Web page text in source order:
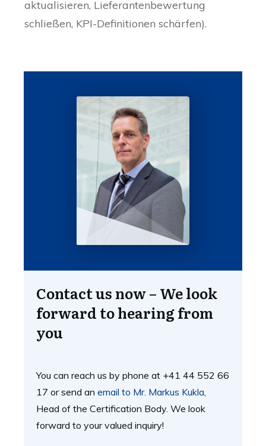
aktualisieren, Lieferantenbewertung
schließen, KPI-Definitionen schärfen).
Contact us now – We look
forward to hearing from
you
You can reach us by phone at +41 44 552 66
17 or send an email to Mr. Markus Kukla
Head of the Certification Body. We look
forward to your valued inquiry!